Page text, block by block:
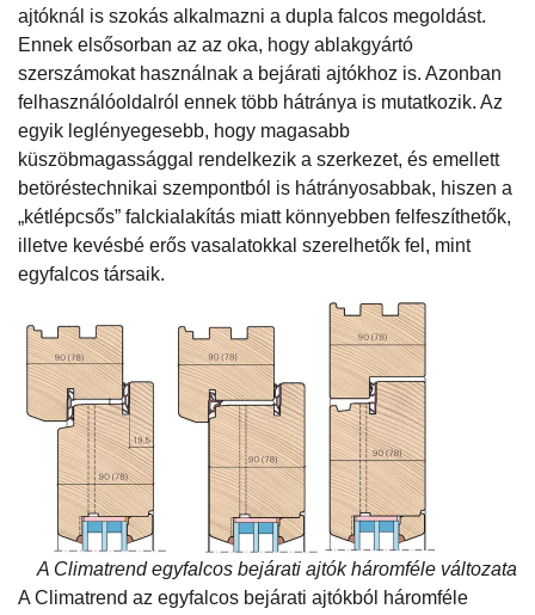
ajtóknál is szokás alkalmazni a dupla falcos megoldást.
Ennek elsősorban az az oka, hogy ablakgyártó
szerszámokat használnak a bejárati ajtókhoz is. Azonban
felhasználóoldalról ennek több hátránya is mutatkozik. Az
egyik leglényegesebb, hogy magasabb
küszöbmagassággal rendelkezik a szerkezet, és emellett
betöréstechnikai szempontból is hátrányosabbak, hiszen a
„kétlépcsős” falckialakítás miatt könnyebben felfeszíthetők,
illetve kevésbé erős vasalatokkal szerelhetők fel, mint
egyfalcos társaik.
A Climatrend egyfalcos bejárati ajtók háromféle változata
A Climatrend az egyfalcos bejárati ajtókból háromféle